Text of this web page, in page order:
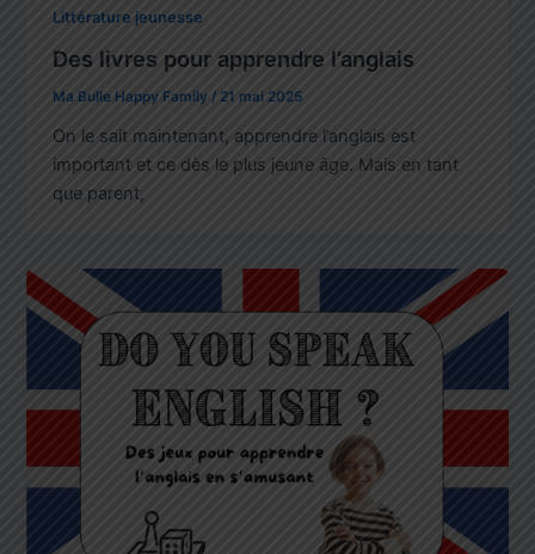
Littérature jeunesse
Des livres pour apprendre l’anglais
Ma Bulle Happy Family/21 mai 2025
On le sait maintenant, apprendre l’anglais est
important et ce dès le plus jeune âge. Mais en tant
que parent,